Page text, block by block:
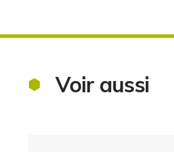
Voir aussi